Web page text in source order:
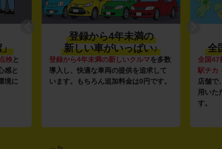
」
検と
感と
境に
登録から4年未満の
新しい車がいっぱい♪
登録から4年未満の新しいクルマを多数
導入し、快適な車両の提供を追求して
います。もちろん追加料金は0円です。
全
全国47
駅チカ
店舗で
用いた
す。